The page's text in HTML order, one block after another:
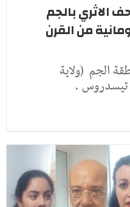
الاثري بالجم
من القرن
الجم (ولاية
تيسدروس .